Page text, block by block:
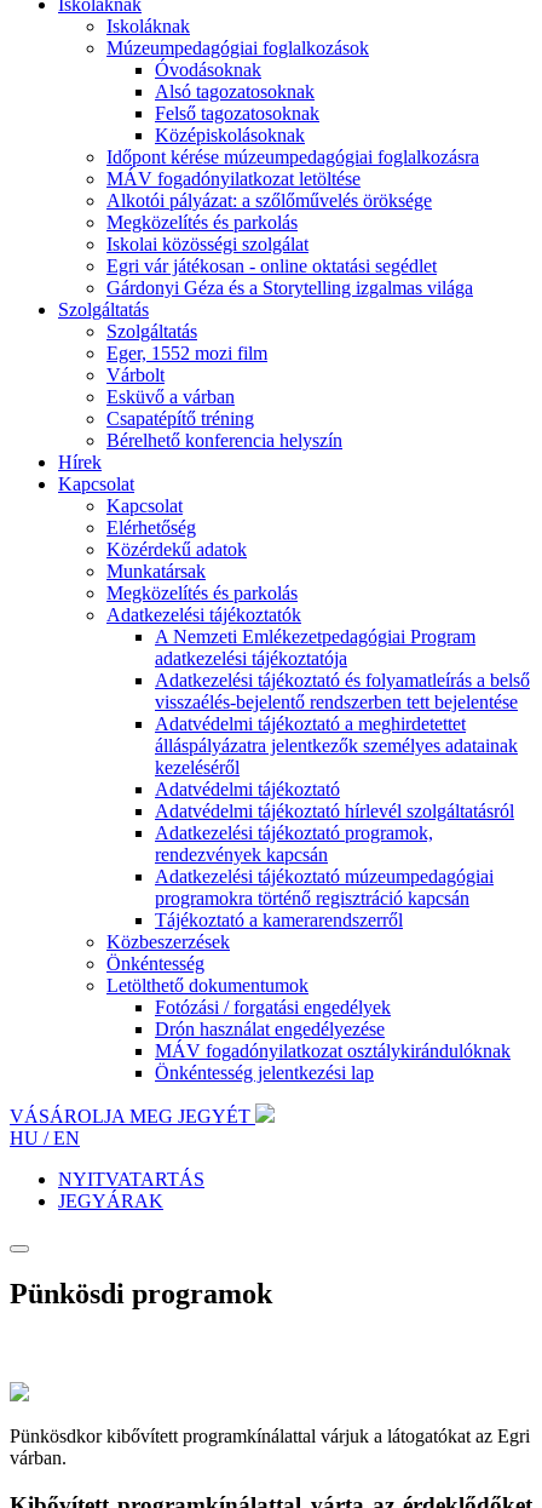
Iskoláknak
Iskoláknak
Múzeumpedagógiai foglalkozások
Óvodásoknak
Alsó tagozatosoknak
Felső tagozatosoknak
Középiskolásoknak
Időpont kérése múzeumpedagógiai foglalkozásra
MÁV fogadónyilatkozat letöltése
Alkotói pályázat: a szőlőművelés öröksége
Megközelítés és parkolás
Iskolai közösségi szolgálat
Egri vár játékosan - online oktatási segédlet
Gárdonyi Géza és a Storytelling izgalmas világa
Szolgáltatás
Szolgáltatás
Eger, 1552 mozi film
Várbolt
Esküvő a várban
Csapatépítő tréning
Bérelhető konferencia helyszín
Hírek
Kapcsolat
Kapcsolat
Elérhetőség
Közérdekű adatok
Munkatársak
Megközelítés és parkolás
Adatkezelési tájékoztatók
A Nemzeti Emlékezetpedagógiai Program
adatkezelési tájékoztatója
Adatkezelési tájékoztató és folyamatleírás a belső
visszaélés-bejelentő rendszerben tett bejelentése
Adatvédelmi tájékoztató a meghirdetettet
álláspályázatra jelentkezők személyes adatainak
kezeléséről
Adatvédelmi tájékoztató
Adatvédelmi tájékoztató hírlevél szolgáltatásról
Adatkezelési tájékoztató programok,
rendezvények kapcsán
Adatkezelési tájékoztató múzeumpedagógiai
programokra történő regisztráció kapcsán
Tájékoztató a kamerarendszerről
Közbeszerzések
Önkéntesség
Letölthető dokumentumok
Fotózási / forgatási engedélyek
Drón használat engedélyezése
MÁV fogadónyilatkozat osztálykirándulóknak
Önkéntesség jelentkezési lap
VÁSÁROLJA MEG JEGYÉT
HU /EN
NYITVATARTÁS
JEGYÁRAK
Pünkösdi programok
Pünkösdkor kibővített programkínálattal várjuk a látogatókat az Egri
várban.